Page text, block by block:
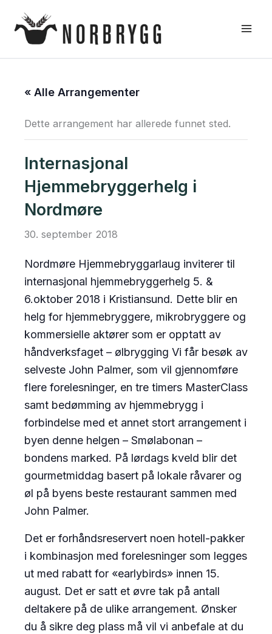
rett
« Alle Arrangementer
Dette arrangement har allerede funnet sted.
Internasjonal
Hjemmebryggerhelg i
Nordmøre
30. september 2018
Nordmøre Hjemmebryggarlaug inviterer til
internasjonal hjemmebryggerhelg 5. &
6.oktober 2018 i Kristiansund. Dette blir en
helg for hjemmebryggere, mikrobryggere og
kommersielle aktører som er opptatt av
håndverksfaget – ølbrygging Vi får besøk av
selveste John Palmer, som vil gjennomføre
flere forelesninger, en tre timers MasterClass
samt bedømming av hjemmebrygg i
forbindelse med et annet stort arrangement i
byen denne helgen – Smølabonan –
bondens marked. På lørdags kveld blir det
gourmetmiddag basert på lokale råvarer og
øl på byens beste restaurant sammen med
John Palmer.
Det er forhåndsreservert noen hotell-pakker
i kombinasjon med forelesninger som legges
ut med rabatt for «earlybirds» innen 15.
august. Det er satt et øvre tak på antall
deltakere på de ulike arrangement. Ønsker
du å sikre deg plass må vil vi anbefale at du